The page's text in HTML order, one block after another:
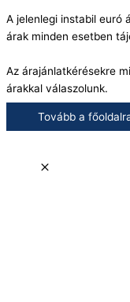
A jelenlegi instabil euró
árak minden esetben
Az árajánlatkérésekre
árakkal válaszolunk.
Tovább a